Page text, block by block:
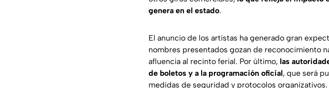
genera en el estado.
El anuncio de los artistas ha generado gran
nombres presentados gozan de reconocimiento
afluencia al recinto ferial. Por último, las
de boletos y a la programación oficial, que será
medidas de seguridad y protocolos organizativos.